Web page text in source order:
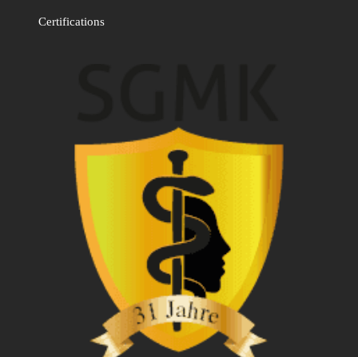
Certifications